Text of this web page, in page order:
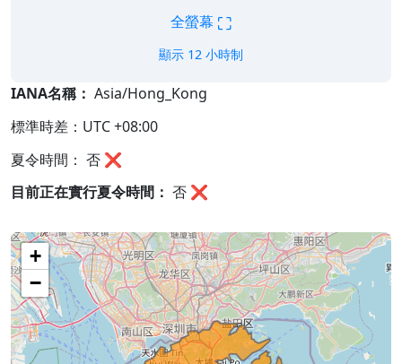
全螢幕 ⛶
顯示 12 小時制
IANA名稱： Asia/Hong_Kong
標準時差：UTC +08:00
夏令時間： 否 ❌
目前正在實行夏令時間： 否 ❌
+
−